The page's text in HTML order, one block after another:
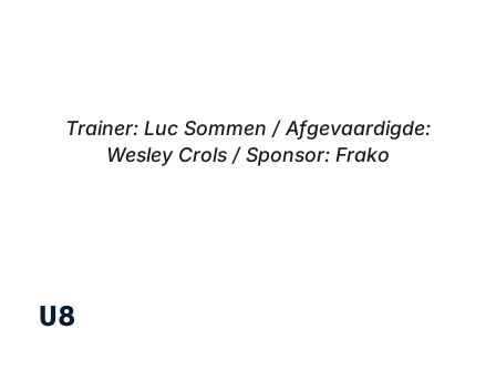
Trainer: Luc Sommen / Afgevaardigde:
Wesley Crols / Sponsor: Frako
U8